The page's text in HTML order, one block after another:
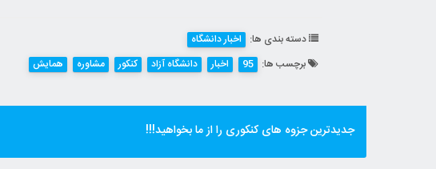
دسته بندی ها: اخبار دانشگاه
برچسب ها: 95 اخبار دانشگاه آزاد کنکور مشاوره همایش
جدیدترین جزوه های کنکوری را از ما بخواهید!!!